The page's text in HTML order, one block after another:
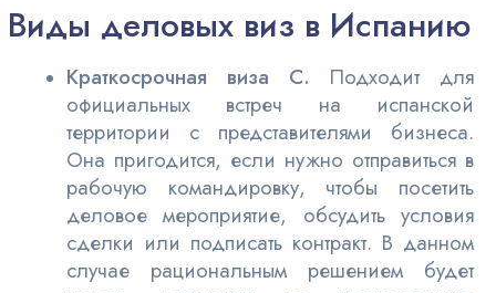
Виды деловых виз в Испанию
Краткосрочная виза С. Подходит для
официальных встреч на испанской
территории с представителями бизнеса.
Она пригодится, если нужно отправиться в
рабочую командировку, чтобы посетить
деловое мероприятие, обсудить условия
сделки или подписать контракт. В данном
случае рациональным решением будет